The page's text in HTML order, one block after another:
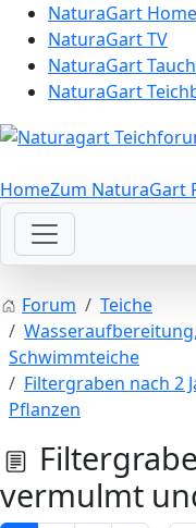
NaturaGart Home
NaturaGart TV
NaturaGart
NaturaGart
HomeZum NaturaGart
Forum
Teiche
Schwimmteiche
Filtergraben nach 2
Pflanzen
vermulmt